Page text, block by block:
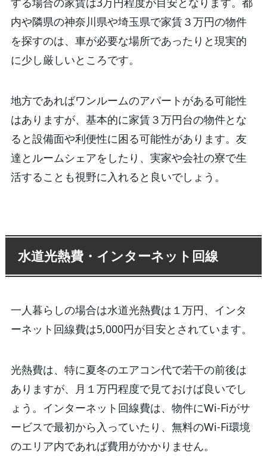
内や隣県の神奈川県や埼玉県で家賃３万円の物件
を探すのは、車が必要な場所であったりと現実的
に少し厳しいところです。
地方であればワンルームのアパートがある可能性
はありますが、基本的に家賃３万円台の物件とな
ると設備面や利便性に困る可能性があります。友
達とルームシェアをしたり、実家や会社の寮で生
活することも視野に入れると良いでしょう。
水道光熱費・インターネット回線
一人暮らしの場合は水道光熱費は１万円、インタ
ーネット回線費は5,000円が目安とされています。
光熱費は、特に夏冬のエアコン代で若干の前後は
ありますが、月１万円程度で見ておけば良いでし
ょう。インターネット回線費は、物件にWi-Fiがサ
ービスで最初から入っていたり、無料のWi-Fi環境
のエリア内であれば費用がかかりません。